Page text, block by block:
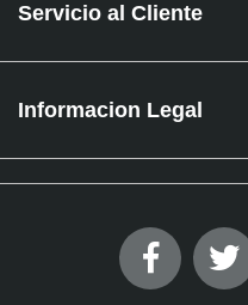
Servicio al Cliente
Informacion Legal